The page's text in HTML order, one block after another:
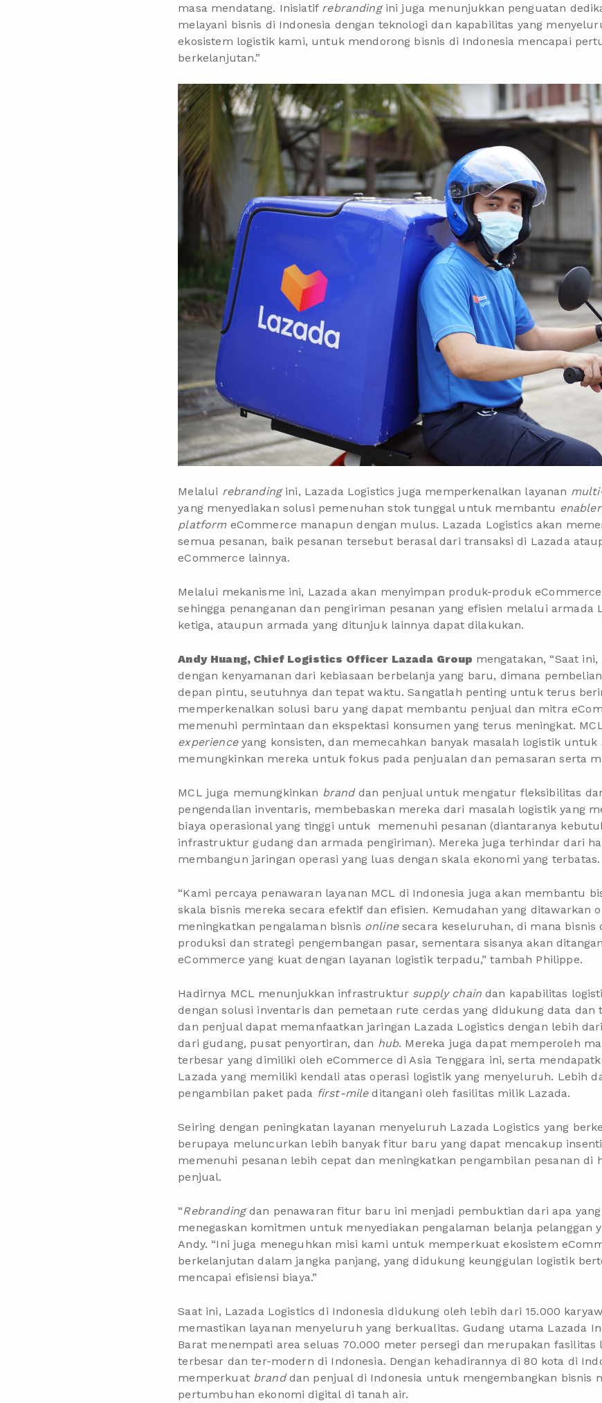
masa mendatang. Inisiatif rebrandingini juga menunjukkan penguatan
melayani bisnis di Indonesia dengan teknologi dan kapabilitas yang
ekosistem logistik kami, untuk mendorong bisnis di Indonesia mencapai
berkelanjutan.”
Melalui rebrandingini, Lazada Logistics juga memperkenalkan layanan
yang menyediakan solusi pemenuhan stok tunggal untuk membantu enabler
platformeCommerce manapun dengan mulus. Lazada Logistics akan
semua pesanan, baik pesanan tersebut berasal dari transaksi di Lazada
eCommerce lainnya.
Melalui mekanisme ini, Lazada akan menyimpan produk-produk
sehingga penanganan dan pengiriman pesanan yang efisien melalui armada
ketiga, ataupun armada yang ditunjuk lainnya dapat dilakukan.
Andy Huang, Chief Logistics Officer Lazada Group mengatakan, “Saat
dengan kenyamanan dari kebiasaan berbelanja yang baru, dimana
depan pintu, seutuhnya dan tepat waktu. Sangatlah penting untuk terus
memperkenalkan solusi baru yang dapat membantu penjual dan mitra
memenuhi permintaan dan ekspektasi konsumen yang terus meningkat.
experienceyang konsisten, dan memecahkan banyak masalah logistik untuk
memungkinkan mereka untuk fokus pada penjualan dan pemasaran serta
MCL juga memungkinkan branddan penjual untuk mengatur fleksibilitas
pengendalian inventaris, membebaskan mereka dari masalah logistik yang
biaya operasional yang tinggi untuk memenuhi pesanan (diantaranya
infrastruktur gudang dan armada pengiriman). Mereka juga terhindar dari
membangun jaringan operasi yang luas dengan skala ekonomi yang terbatas.
“Kami percaya penawaran layanan MCL di Indonesia juga akan membantu
skala bisnis mereka secara efektif dan efisien. Kemudahan yang ditawarkan
meningkatkan pengalaman bisnis onlinesecara keseluruhan, di mana bisnis
produksi dan strategi pengembangan pasar, sementara sisanya akan
eCommerce yang kuat dengan layanan logistik terpadu,” tambah Philippe.
Hadirnya MCL menunjukkan infrastruktur supply chain dan kapabilitas
dengan solusi inventaris dan pemetaan rute cerdas yang didukung data dan
dan penjual dapat memanfaatkan jaringan Lazada Logistics dengan lebih
dari gudang, pusat penyortiran, dan hub. Mereka juga dapat memperoleh
terbesar yang dimiliki oleh eCommerce di Asia Tenggara ini, serta
Lazada yang memiliki kendali atas operasi logistik yang menyeluruh. Lebih
pengambilan paket pada first-mileditangani oleh fasilitas milik Lazada.
Seiring dengan peningkatan layanan menyeluruh Lazada Logistics yang
berupaya meluncurkan lebih banyak fitur baru yang dapat mencakup
memenuhi pesanan lebih cepat dan meningkatkan pengambilan pesanan di
penjual.
“Rebrandingdan penawaran fitur baru ini menjadi pembuktian dari apa
menegaskan komitmen untuk menyediakan pengalaman belanja pelanggan
Andy. “Ini juga meneguhkan misi kami untuk memperkuat ekosistem
berkelanjutan dalam jangka panjang, yang didukung keunggulan logistik
mencapai efisiensi biaya.”
Saat ini, Lazada Logistics di Indonesia didukung oleh lebih dari 15.000
memastikan layanan menyeluruh yang berkualitas. Gudang utama Lazada
Barat menempati area seluas 70.000 meter persegi dan merupakan fasilitas
terbesar dan ter-modern di Indonesia. Dengan kehadirannya di 80 kota di
memperkuat branddan penjual di Indonesia untuk mengembangkan bisnis
pertumbuhan ekonomi digital di tanah air.